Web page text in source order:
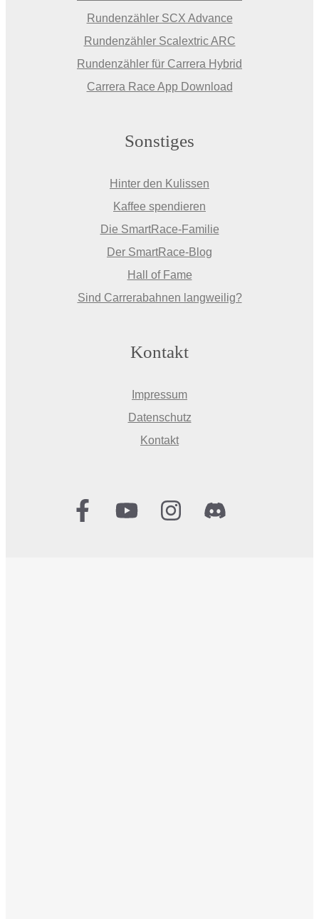
Rundenzähler SCX Advance
Rundenzähler Scalextric ARC
Rundenzähler für Carrera Hybrid
Carrera Race App Download
Sonstiges
Hinter den Kulissen
Kaffee spendieren
Die SmartRace-Familie
Der SmartRace-Blog
Hall of Fame
Sind Carrerabahnen langweilig?
Kontakt
Impressum
Datenschutz
Kontakt